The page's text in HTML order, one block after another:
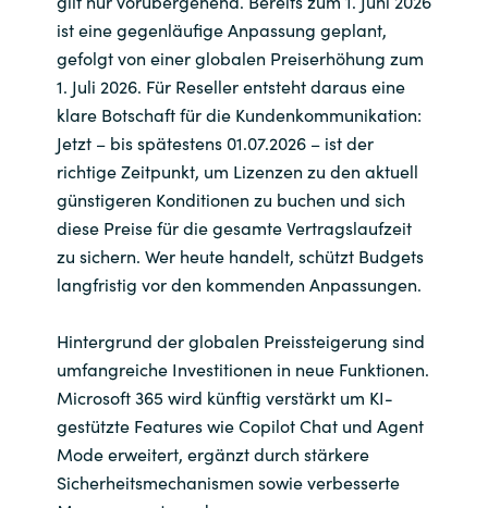
Slovenia
Singapore
Spain
Sri Lanka
Sweden
Switzerland
Ukraine
United Kingdom
United States
ist eine gegenläufige Anpassung geplant,
gefolgt von einer globalen Preiserhöhung zum
1. Juli 2026. Für Reseller entsteht daraus eine
klare Botschaft für die Kundenkommunikation:
Jetzt – bis spätestens 01.07.2026 – ist der
richtige Zeitpunkt, um Lizenzen zu den aktuell
günstigeren Konditionen zu buchen und sich
diese Preise für die gesamte Vertragslaufzeit
zu sichern. Wer heute handelt, schützt Budgets
langfristig vor den kommenden Anpassungen.
Hintergrund der globalen Preissteigerung sind
umfangreiche Investitionen in neue Funktionen.
Microsoft 365 wird künftig verstärkt um KI-
gestützte Features wie Copilot Chat und Agent
Mode erweitert, ergänzt durch stärkere
Sicherheitsmechanismen sowie verbesserte